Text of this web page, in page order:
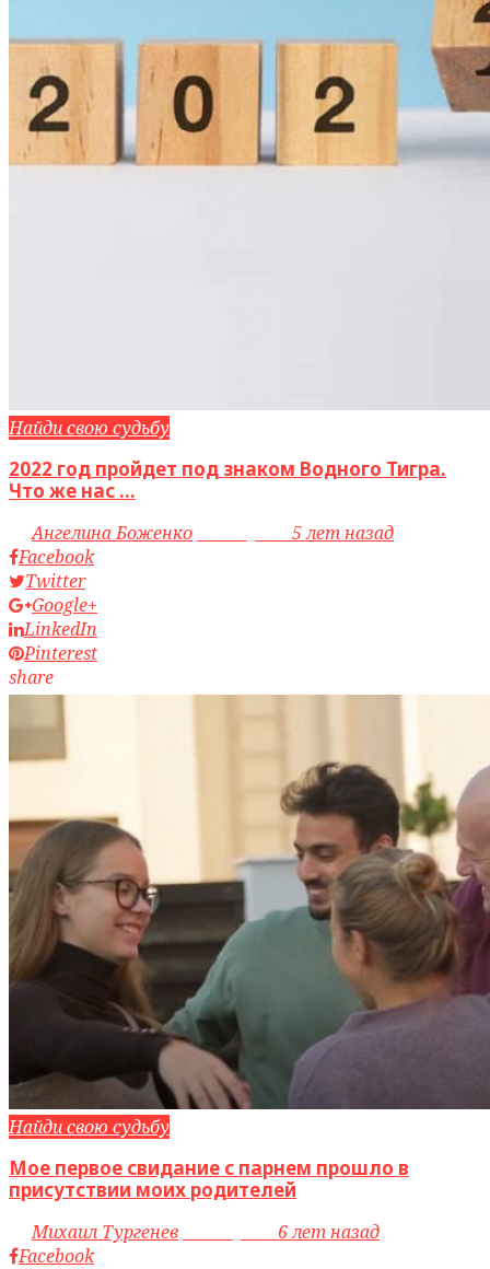
Найди свою судьбу
2022 год пройдет под знаком Водного Тигра.
Что же нас ...
byАнгелина Боженко
5 лет назад
Facebook
Twitter
Google+
LinkedIn
Pinterest
share
Найди свою судьбу
Мое первое свидание с парнем прошло в
присутствии моих родителей
byМихаил Тургенев
6 лет назад
Facebook